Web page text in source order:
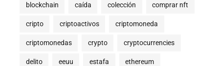
blockchain caída colección comprar nft
cripto criptoactivos criptomoneda
criptomonedas crypto cryptocurrencies
delito eeuu estafa ethereum